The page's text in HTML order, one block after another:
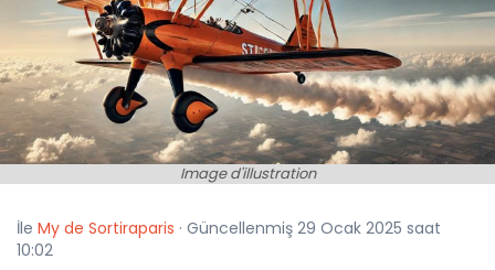
Image d'illustration
İle My de Sortiraparis · Güncellenmiş 29 Ocak 2025 saat
10:02